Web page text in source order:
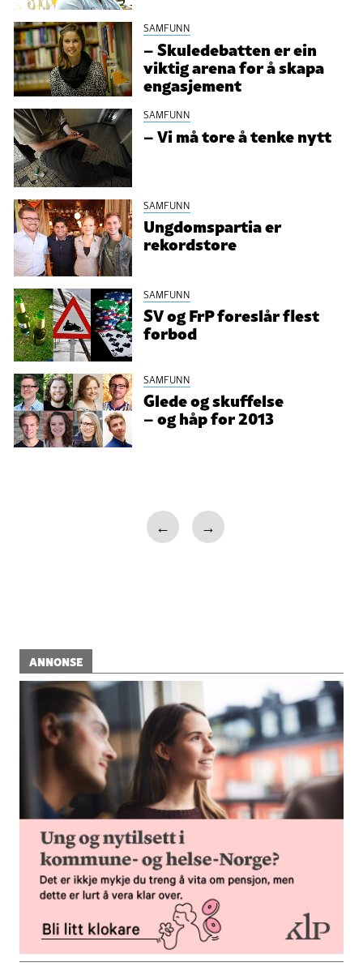
SAMFUNN
– Skuledebatten er ein
viktig arena for å skapa
engasjement
SAMFUNN
– Vi må tore å tenke nytt
SAMFUNN
Ungdomspartia er
rekordstore
SAMFUNN
SV og FrP foreslår flest
forbod
SAMFUNN
Glede og skuffelse
– og håp for 2013
← →
ANNONSE